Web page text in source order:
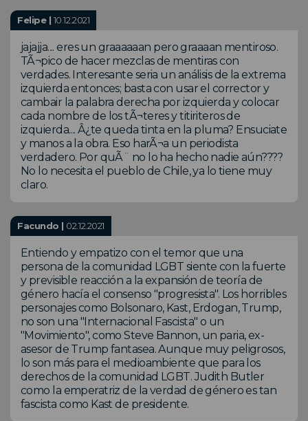
Felipe | 10.12.2021
jajajja.... eres un graaaaaan pero graaaan mentiroso.
TÃ¬pico de hacer mezclas de mentiras con
verdades. Interesante seria un análisis de la extrema
izquierda entonces; basta con usar el corrector y
cambair la palabra derecha por izquierda y colocar
cada nombre de los tÃ¬teres y titiriteros de
izquierda.... Â¿te queda tinta en la pluma? Ensuciate
y manos a la obra. Eso harÃ¬a un periodista
verdadero. Por quÃ¨ no lo ha hecho nadie aún????
No lo necesita el pueblo de Chile, ya lo tiene muy
claro.
Facundo | 02.12.2021
Entiendo y empatizo con el temor que una
persona de la comunidad LGBT siente con la fuerte
y previsible reacción a la expansión de teoría de
género hacía el consenso "progresista". Los horribles
personajes como Bolsonaro, Kast, Erdogan, Trump,
no son una "Internacional Fascista" o un
"Movimiento", como Steve Bannon, un paria, ex-
asesor de Trump fantasea. Aunque muy peligrosos,
lo son más para el medioambiente que para los
derechos de la comunidad LGBT. Judith Butler
como la emperatriz de la verdad de género es tan
fascista como Kast de presidente.